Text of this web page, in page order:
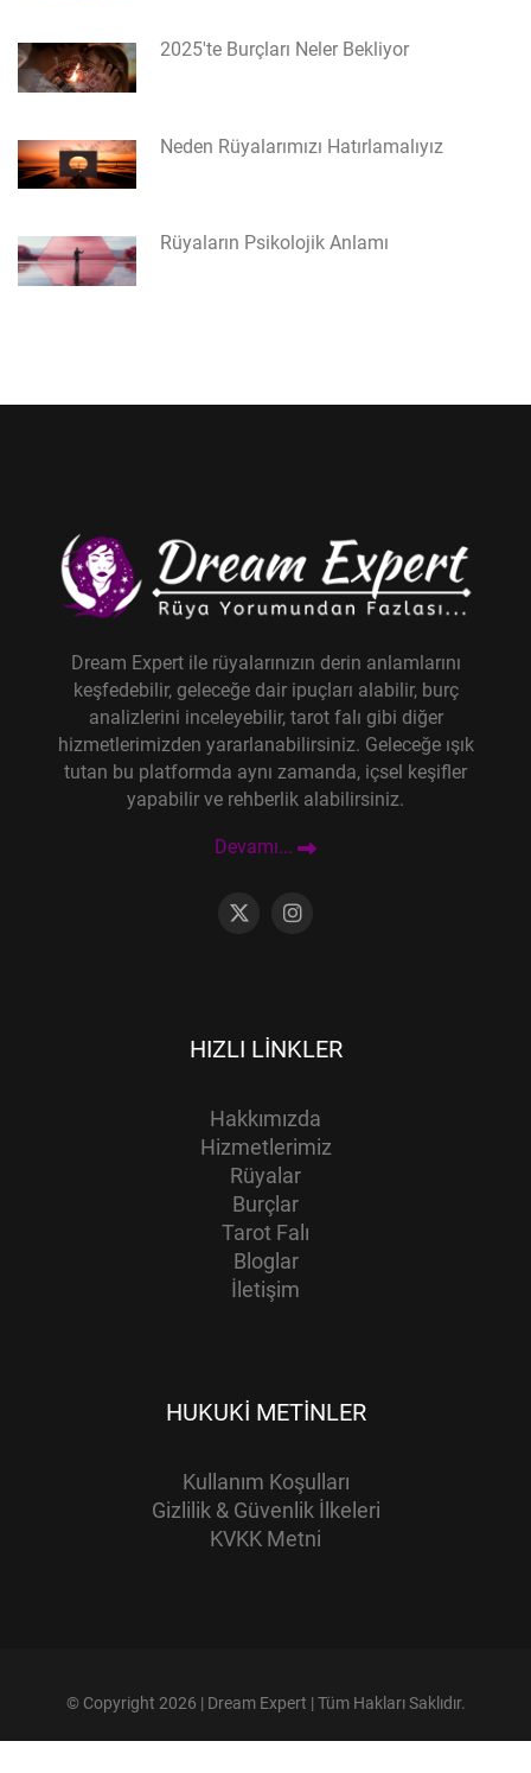
2025'te Burçları Neler Bekliyor
Neden Rüyalarımızı Hatırlamalıyız
Rüyaların Psikolojik Anlamı
Dream Expert ile rüyalarınızın derin anlamlarını
keşfedebilir, geleceğe dair ipuçları alabilir, burç
analizlerini inceleyebilir, tarot falı gibi diğer
hizmetlerimizden yararlanabilirsiniz. Geleceğe ışık
tutan bu platformda aynı zamanda, içsel keşifler
yapabilir ve rehberlik alabilirsiniz.
Devamı...
HIZLI LINKLER
Hakkımızda
Hizmetlerimiz
Rüyalar
Burçlar
Tarot Falı
Bloglar
İletişim
HUKUKI METINLER
Kullanım Koşulları
Gizlilik & Güvenlik İlkeleri
KVKK Metni
© Copyright 2026 | Dream Expert | Tüm Hakları Saklıdır.